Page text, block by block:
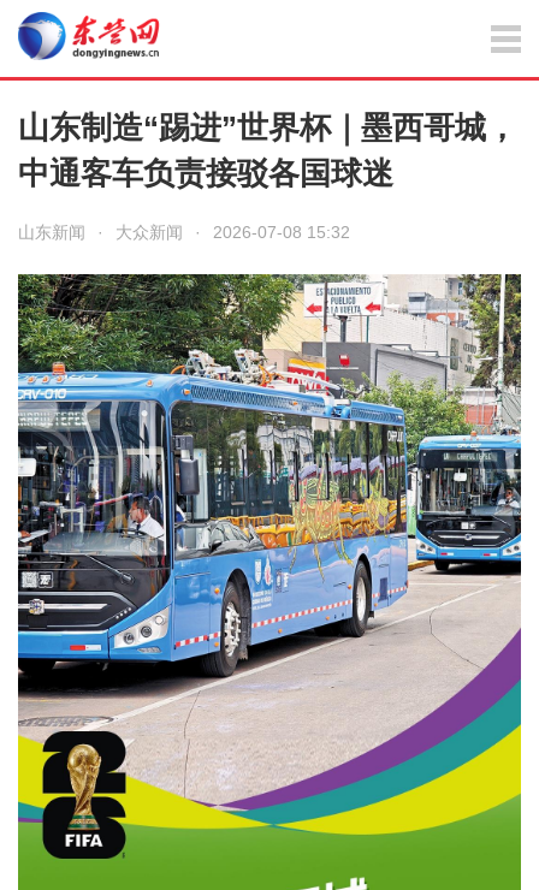
山东制造“踢进”世界杯｜墨西哥城，
中通客车负责接驳各国球迷
山东新闻 · 大众新闻 · 2026-07-08 15:32